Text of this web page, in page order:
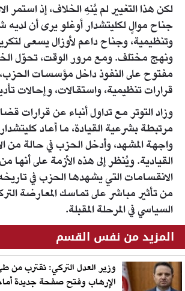
لكن هذا التغيير لم يُنهِ الخلاف، إذ استمر
جناح موالٍ لكليتشدار أوغلو يرى أن
وتنظيمية، وجناح داعم لأوزال يسعى
ونهج مختلف. ومع مرور الوقت، تحوّل
مفتوح على النفوذ داخل مؤسسات
قرارات تنظيمية، واستقالات، وإحالات
وزاد التوتر مع تداول أنباء عن قرارات
مرتبطة بشرعية القيادة، ما أعاد
واجهة المشهد، وأدخل الحزب في حالة من
القيادية. ويُنظر إلى هذه الأزمة على أنها
الانقسامات التي يشهدها الحزب في
من تأثير مباشر على تماسك المعارضة
السياسي في المرحلة المقبلة.
المزيد من نفس القسم
وزير العدل التركي: نقترب
الإرهاب وفتح صفحة جديدة أمام